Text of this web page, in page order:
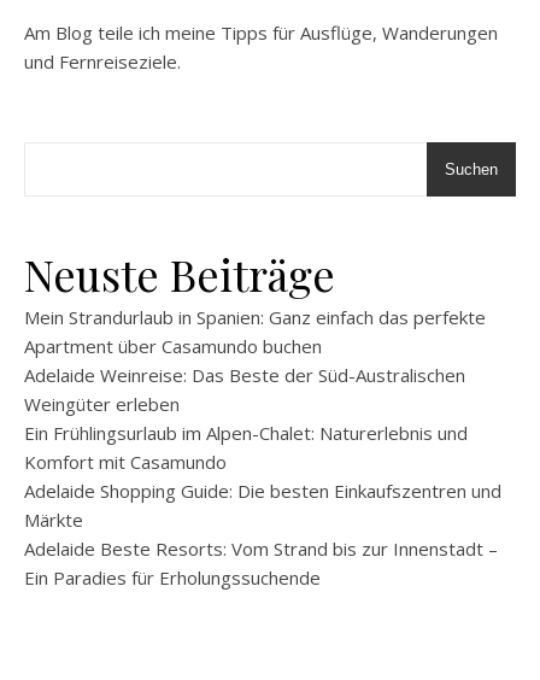
Am Blog teile ich meine Tipps für Ausflüge, Wanderungen
und Fernreiseziele.
Suchen
Neuste Beiträge
Mein Strandurlaub in Spanien: Ganz einfach das perfekte
Apartment über Casamundo buchen
Adelaide Weinreise: Das Beste der Süd-Australischen
Weingüter erleben
Ein Frühlingsurlaub im Alpen-Chalet: Naturerlebnis und
Komfort mit Casamundo
Adelaide Shopping Guide: Die besten Einkaufszentren und
Märkte
Adelaide Beste Resorts: Vom Strand bis zur Innenstadt –
Ein Paradies für Erholungssuchende